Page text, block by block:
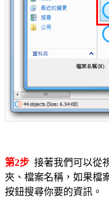
第2步 接著我們可以從
夾、檔案名稱，如果檔
按鈕搜尋你要的資訊。